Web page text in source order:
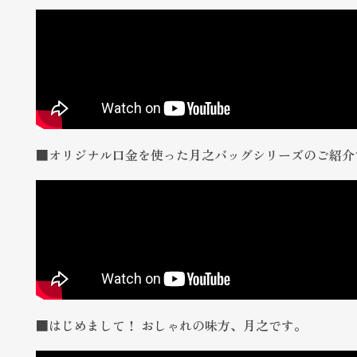
■オリジナル口金を使った月之バッグシリーズのご紹
■はじめまして！ おしゃれの味方、月之です。